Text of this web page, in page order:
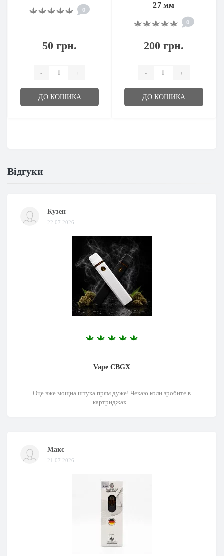
0
50 грн.
- +
ДО КОШИКА
27 мм
0
200 грн.
- +
ДО КОШИКА
Відгуки
Кузен
22.07.2026
Vape CBGX
Оце вже мощна штука прям дуже! Чекаю коли зробите в
картриджах ..
Макс
21.07.2026